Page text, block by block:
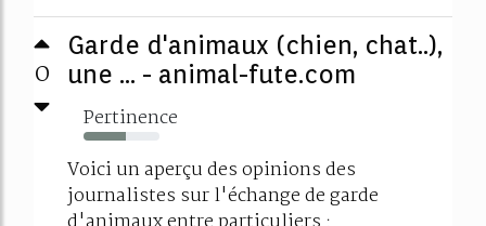
0
Garde d'animaux (chien, chat..),
une ... - animal-fute.com
Pertinence
56%
Voici un aperçu des opinions des
journalistes sur l'échange de garde